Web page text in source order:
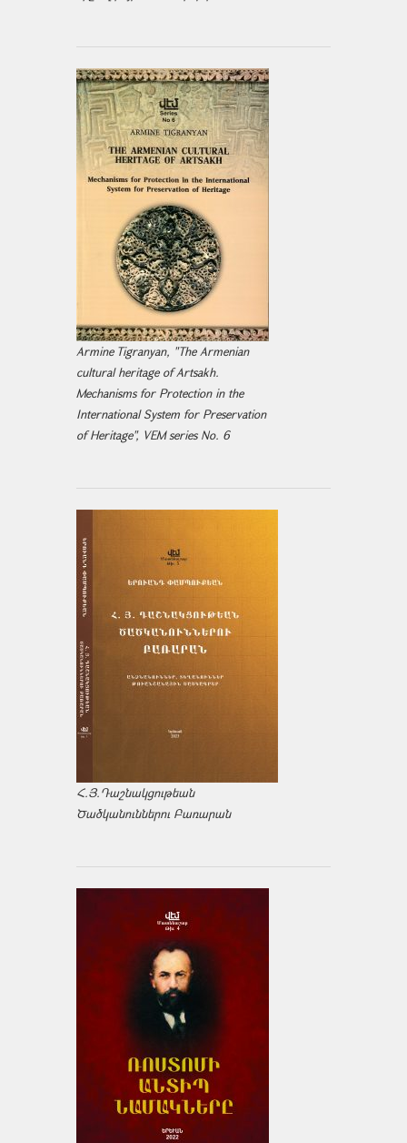
Armine Tigranyan, "The Armenian
cultural heritage of Artsakh.
Mechanisms for Protection in the
International System for Preservation
of Heritage", VEM series No. 6
Հ.Յ.Դաշնակցութեան
Ծածկանուններու Բառարան